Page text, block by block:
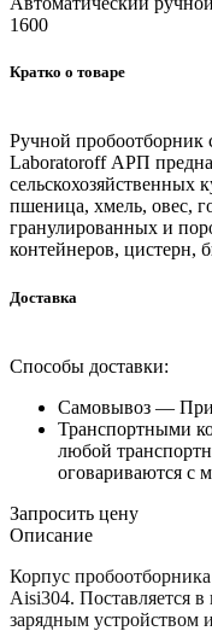
1600
Кратко о товаре
Ручной пробоотборник
Laboratoroff АРП
сельскохозяйственных
пшеница, хмель, овес,
гранулированных и
контейнеров, цистерн,
Доставка
Способы доставки:
Самовывоз —
Транспортными
любой
оговариваются с
Запросить цену
Описание
Корпус
Aisi304. Поставляется
зарядным устройством